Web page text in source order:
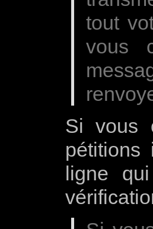
tout
vous
Si vous
pétitions
ligne